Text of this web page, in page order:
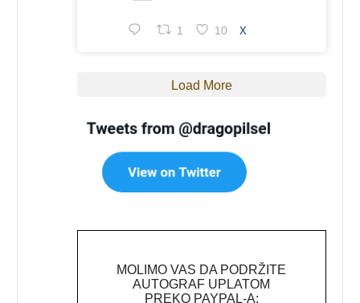
1 10 X
Load More
MOLIMO VAS DA PODRŽITE
AUTOGRAF UPLATOM
PREKO PAYPAL-A: